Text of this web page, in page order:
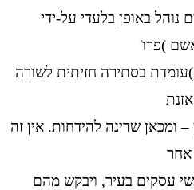
באופן בלעדי על-ידי
)פרו'
,עמ' 1315-1314 ,)עומדת בסתירה חזיתית לשורה
ומכאן שדינה להידחות. אין זה
אחר
עסקים בעיר, ויבקש מהם